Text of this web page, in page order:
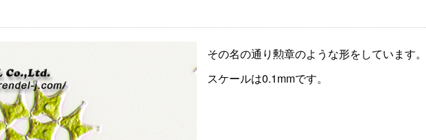
その名の通り勲章のような形をしています
スケールは0.1mmです。